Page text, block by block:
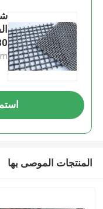
المنتجات الموصى بها